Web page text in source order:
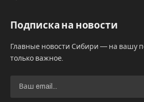
Подписка на новости
Главные новости Сибири — на вашу
только важное.